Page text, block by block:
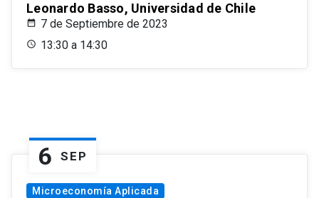
Leonardo Basso, Universidad de Chile
7 de Septiembre de 2023
13:30 a 14:30
6 SEP
Microeconomía Aplicada